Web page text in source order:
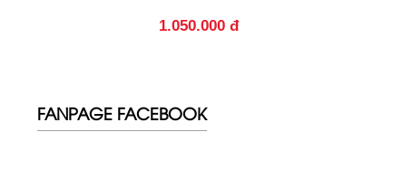
1.050.000 đ
FANPAGE FACEBOOK